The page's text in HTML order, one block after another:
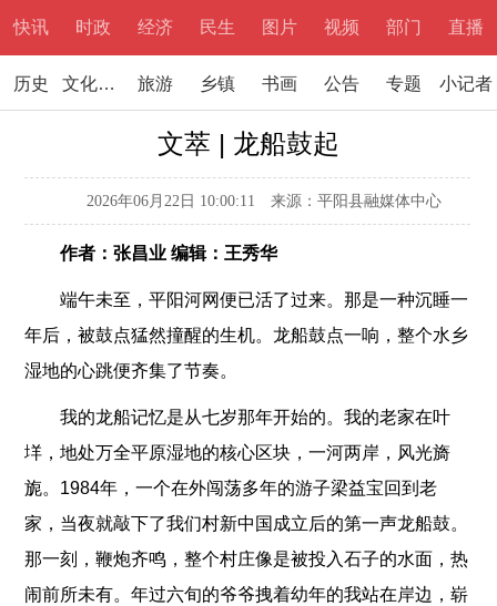
快讯 时政 经济 民生 图片 视频 部门 直播
历史 文化文学 旅游 乡镇 书画 公告 专题 小记者
文萃 | 龙船鼓起
2026年06月22日 10:00:11 来源：平阳县融媒体中心
作者：张昌业 编辑：王秀华
端午未至，平阳河网便已活了过来。那是一种沉睡一
年后，被鼓点猛然撞醒的生机。龙船鼓点一响，整个水乡
湿地的心跳便齐集了节奏。
我的龙船记忆是从七岁那年开始的。我的老家在叶
垟，地处万全平原湿地的核心区块，一河两岸，风光旖
旎。1984年，一个在外闯荡多年的游子梁益宝回到老
家，当夜就敲下了我们村新中国成立后的第一声龙船鼓。
那一刻，鞭炮齐鸣，整个村庄像是被投入石子的水面，热
闹前所未有。年过六旬的爷爷拽着幼年的我站在岸边，崭